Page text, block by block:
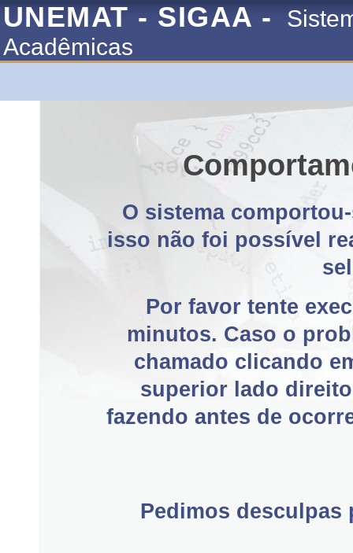
UNEMAT - SIGAA -
Acadêmicas
O sistema
isso não foi possível
Por favor tente
minutos. Caso o
chamado clicando
superior lado
fazendo antes de
Pedimos